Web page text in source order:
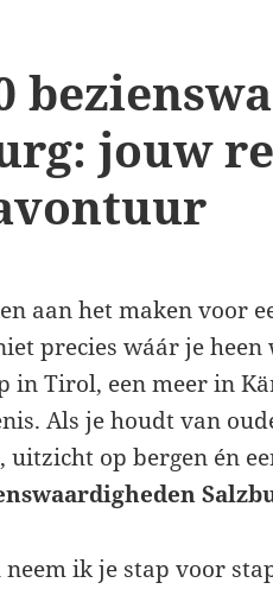
jouw
aan het maken voor
precies wáár je
in Tirol, een meer in
Als je houdt van
uitzicht op bergen én
ik je stap voor